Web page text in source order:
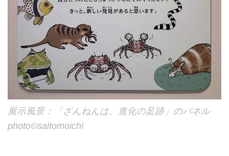
展示風景：「ざんねんは、進化の足跡」のパネル
photo©︎saitomoichi